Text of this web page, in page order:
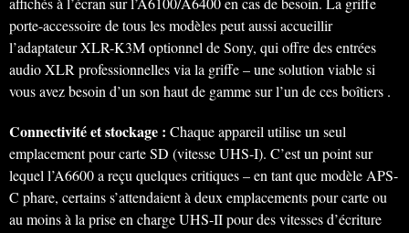
porte-accessoire de tous les modèles peut aussi accueillir
l’adaptateur XLR-K3M optionnel de Sony, qui offre des entrées
audio XLR professionnelles via la griffe – une solution viable si
vous avez besoin d’un son haut de gamme sur l’un de ces boîtiers .
Connectivité et stockage : Chaque appareil utilise un seul
emplacement pour carte SD (vitesse UHS-I). C’est un point sur
lequel l’A6600 a reçu quelques critiques – en tant que modèle APS-
C phare, certains s’attendaient à deux emplacements pour carte ou
au moins à la prise en charge UHS-II pour des vitesses d’écriture